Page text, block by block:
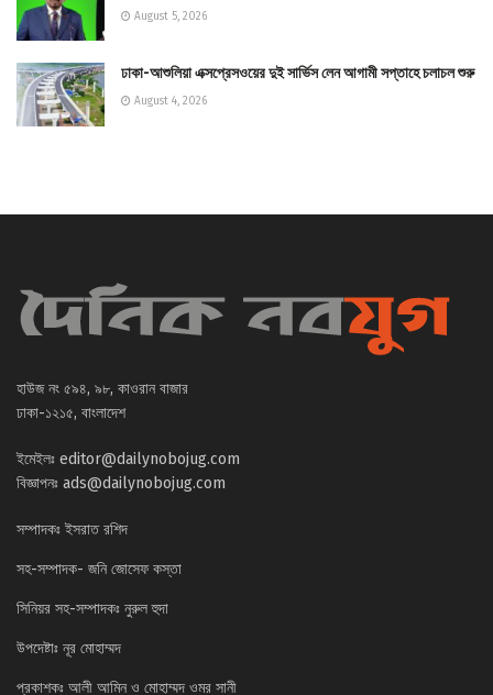
August 5, 2026
ঢাকা-আশুলিয়া এক্সপ্রেসওয়ের দুই সার্ভিস লেন আগামী সপ্তাহে চলাচল শুরু
August 4, 2026
হাউজ নং ৫৯৪, ৯৮, কাওরান বাজার
ঢাকা-১২১৫, বাংলাদেশ
ইমেইলঃ editor@dailynobojug.com
বিজ্ঞাপনঃ ads@dailynobojug.com
সম্পাদকঃ ইসরাত রশিদ
সহ-সম্পাদক- জনি জোসেফ কস্তা
সিনিয়র সহ-সম্পাদকঃ নুরুল হুদা
উপদেষ্টাঃ নূর মোহাম্মদ
প্রকাশকঃ আলী আমিন ও মোহাম্মদ ওমর সানী